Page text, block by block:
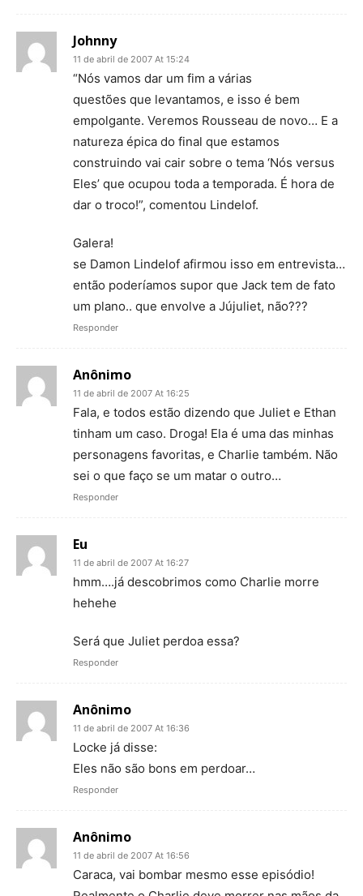
Johnny
11 de abril de 2007 At 15:24
“Nós vamos dar um fim a várias
questões que levantamos, e isso é bem
empolgante. Veremos Rousseau de novo… E a
natureza épica do final que estamos
construindo vai cair sobre o tema ‘Nós versus
Eles’ que ocupou toda a temporada. É hora de
dar o troco!”, comentou Lindelof.
Galera!
se Damon Lindelof afirmou isso em entrevista…
então poderíamos supor que Jack tem de fato
um plano.. que envolve a Jújuliet, não???
Responder
Anônimo
11 de abril de 2007 At 16:25
Fala, e todos estão dizendo que Juliet e Ethan
tinham um caso. Droga! Ela é uma das minhas
personagens favoritas, e Charlie também. Não
sei o que faço se um matar o outro…
Responder
Eu
11 de abril de 2007 At 16:27
hmm….já descobrimos como Charlie morre
hehehe
Será que Juliet perdoa essa?
Responder
Anônimo
11 de abril de 2007 At 16:36
Locke já disse:
Eles não são bons em perdoar…
Responder
Anônimo
11 de abril de 2007 At 16:56
Caraca, vai bombar mesmo esse episódio!